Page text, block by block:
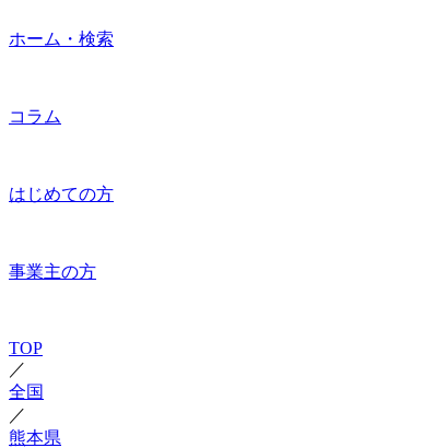
ホーム・検索
コラム
はじめての方
事業主の方
TOP
／
全国
／
熊本県